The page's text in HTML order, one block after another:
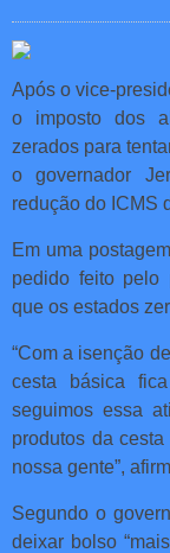
Após o vice-
o imposto dos
zerados para
o governador
redução do ICMS
Em uma
pedido feito pelo
que os estados
“Com a isenção
cesta básica
seguimos essa
produtos da
nossa gente”,
Segundo o
deixar bolso